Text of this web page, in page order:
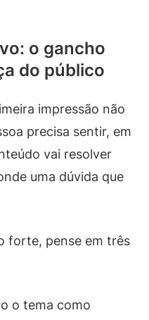
o gancho
do público
impressão não
precisa sentir, em
vai resolver
uma dúvida que
forte, pense em três
o tema como